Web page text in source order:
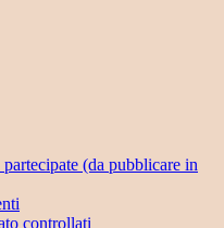
(da pubblicare in
controllati